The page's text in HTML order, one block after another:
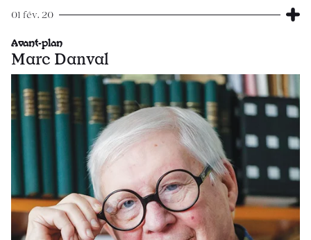
01 fév. 20
Avant-plan
Marc Danval